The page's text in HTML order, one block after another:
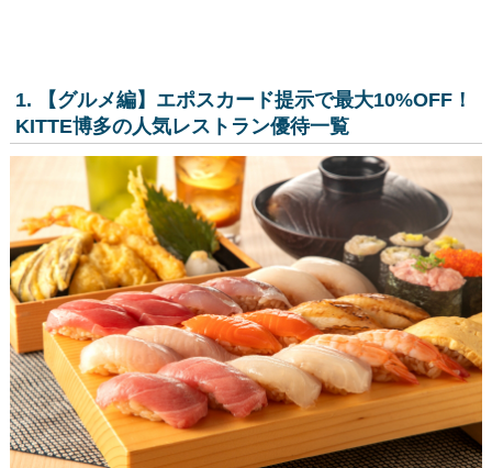
1. 【グルメ編】エポスカード提示で最大10%OFF！
KITTE博多の人気レストラン優待一覧